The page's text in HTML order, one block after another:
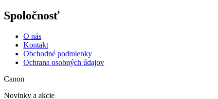
Spoločnosť
O nás
Kontakt
Obchodné podmienky
Ochrana osobných údajov
Canon
Novinky a akcie